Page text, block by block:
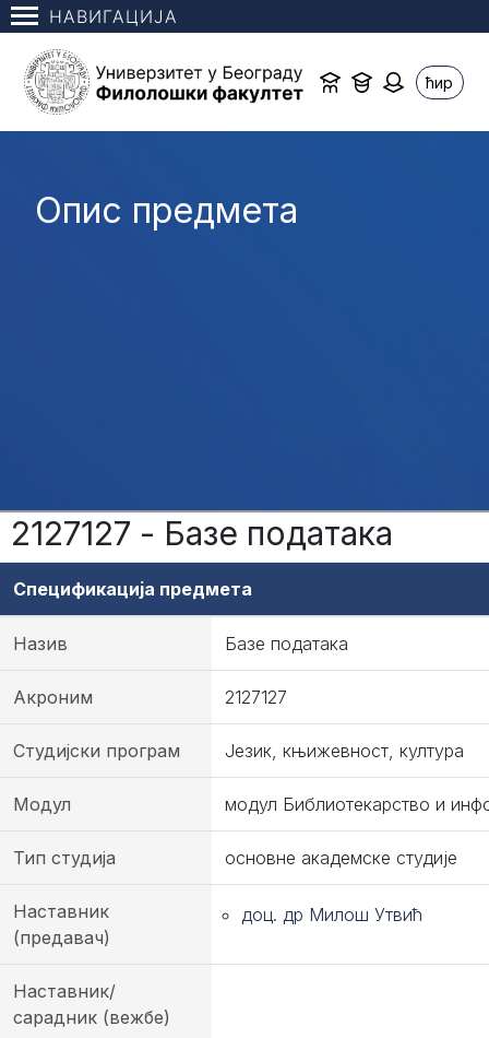
НАВИГАЦИЈА
ћир
Опис предмета
2127127 - Базе података
Спецификација предмета
Назив Базе података
Акроним 2127127
Студијски програм Језик, књижевност, култура
Модул модул Библиотекарство и
Тип студија основне академске студије
Наставник
(предавач)
доц. др Милош Утвић
Наставник/
сарадник (вежбе)